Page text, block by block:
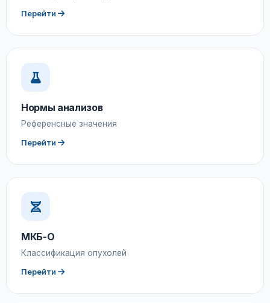
Перейти
Нормы анализов
Референсные значения
Перейти
МКБ-О
Классификация опухолей
Перейти